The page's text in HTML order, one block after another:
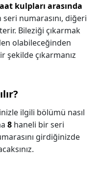
kulpları arasında
numarasını, diğeri
Bileziği çıkarmak
olabileceğinden
çıkarmanız
ilgili bölümü nasıl
8 haneli bir seri
girdiğinizde